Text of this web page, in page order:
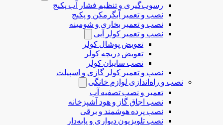
رسوب‌گیری و تنظیم فشار آب پکیج
نصب و تعمیر آبگرمکن و پکیج
نصب و تعمیر بخاری و شومینه
نصب و تعمیر کولر آبی
تعویض پوشال کولر
تعویض دریچه کولر
نصب سایبان کولر
نصب و تعمیر کولر گازی و اسپیلت
نصب و راه‌اندازی لوازم خانگی
تعمیر و نصب تصفیه آب
نصب اجاق گاز و هود آشپزخانه
نصب پرده هوشمند و برقی
نصب تلویزیون دیواری و پایه‌دار